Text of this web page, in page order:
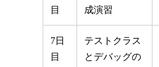
目
成演習
7日
目
テストクラス
とデバッグの